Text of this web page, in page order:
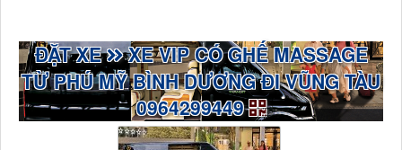
ĐẶT XE XE VIP CÓ GHẾ MASSAGE
TỪ PHÚ MỸ BÌNH DƯƠNG ĐI VŨNG TÀU
0964299449